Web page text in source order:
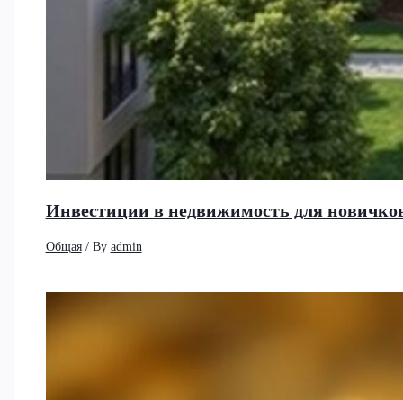
Инвестиции в недвижимость для
Общая/ By admin